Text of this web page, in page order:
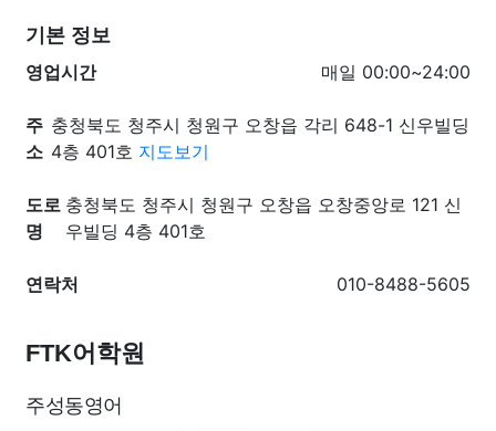
기본 정보
영업시간
매일 00:00~24:00
주
소
충청북도 청주시 청원구 오창읍 각리 648-1 신우빌딩
4층 401호 지도보기
도로
명
충청북도 청주시 청원구 오창읍 오창중앙로 121 신
우빌딩 4층 401호
연락처 010-8488-5605
FTK어학원
주성동영어